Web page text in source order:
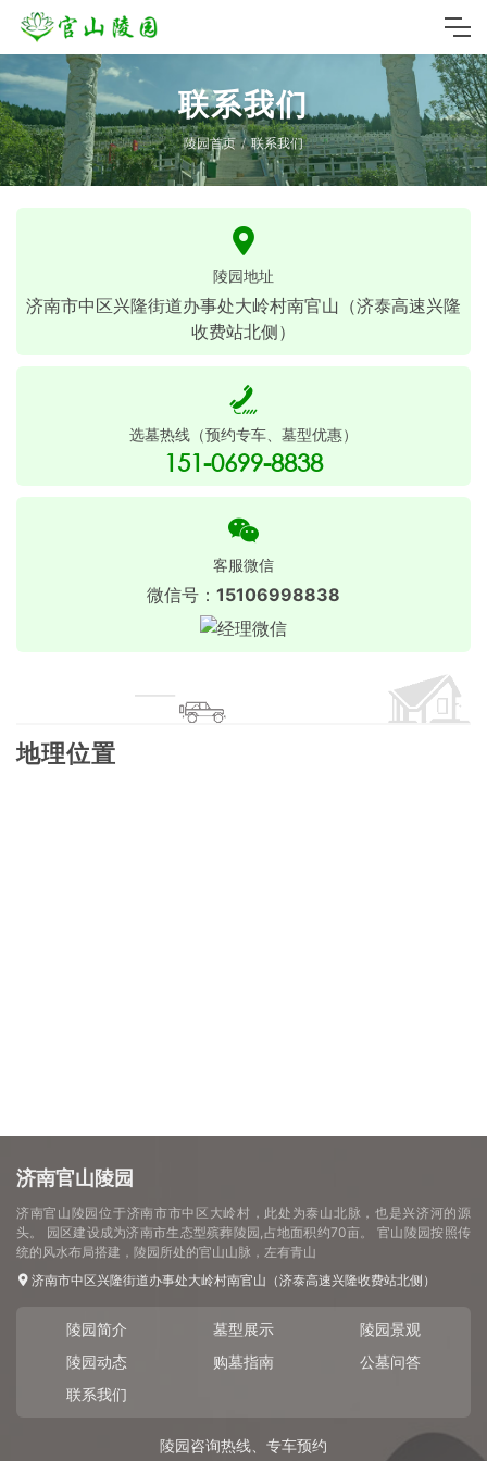
联系我们
陵园首页 联系我们
陵园地址
济南市中区兴隆街道办事处大岭村南官山（济泰高速兴隆
收费站北侧）
选墓热线（预约专车、墓型优惠）
151-0699-8838
客服微信
微信号： 15106998838
地理位置
济南官山陵园
济南官山陵园位于济南市市中区大岭村，此处为泰山北脉，也是兴济河的源
头。 园区建设成为济南市生态型殡葬陵园,占地面积约70亩。 官山陵园按照传
统的风水布局搭建，陵园所处的官山山脉，左有青山
济南市中区兴隆街道办事处大岭村南官山（济泰高速兴隆收费站北侧）
陵园简介 墓型展示
陵园景观
陵园动态
购墓指南
公墓问答
联系我们
陵园咨询热线、专车预约